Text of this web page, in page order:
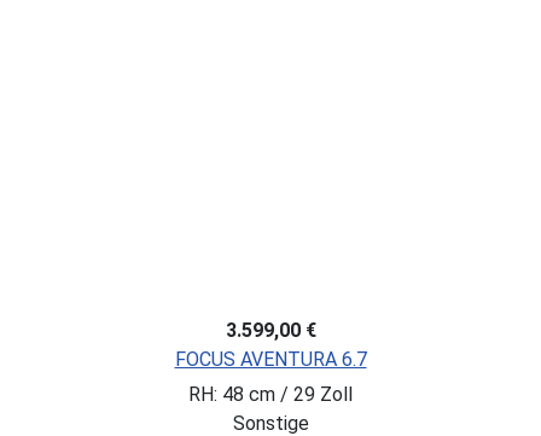
3.599,00 €
FOCUS AVENTURA 6.7
RH: 48 cm / 29 Zoll
Sonstige